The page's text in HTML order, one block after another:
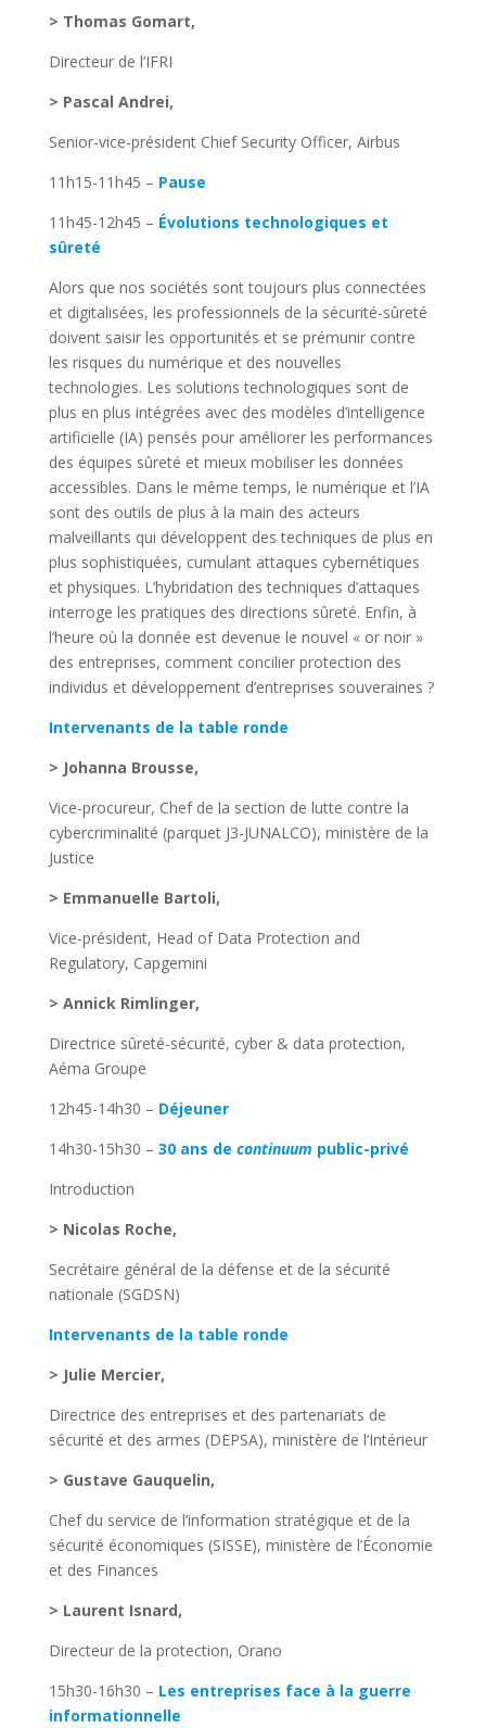
> Thomas Gomart,
Directeur de l’IFRI
> Pascal Andrei,
Senior-vice-président Chief Security Officer, Airbus
11h15-11h45 – Pause
11h45-12h45 – Évolutions technologiques et
sûreté
Alors que nos sociétés sont toujours plus connectées
et digitalisées, les professionnels de la sécurité-sûreté
doivent saisir les opportunités et se prémunir contre
les risques du numérique et des nouvelles
technologies. Les solutions technologiques sont de
plus en plus intégrées avec des modèles d’intelligence
artificielle (IA) pensés pour améliorer les performances
des équipes sûreté et mieux mobiliser les données
accessibles. Dans le même temps, le numérique et l’IA
sont des outils de plus à la main des acteurs
malveillants qui développent des techniques de plus en
plus sophistiquées, cumulant attaques cybernétiques
et physiques. L’hybridation des techniques d’attaques
interroge les pratiques des directions sûreté. Enfin, à
l’heure où la donnée est devenue le nouvel « or noir »
des entreprises, comment concilier protection des
individus et développement d’entreprises souveraines ?
Intervenants de la table ronde
> Johanna Brousse,
Vice-procureur, Chef de la section de lutte contre la
cybercriminalité (parquet J3-JUNALCO), ministère de la
Justice
> Emmanuelle Bartoli,
Vice-président, Head of Data Protection and
Regulatory, Capgemini
> Annick Rimlinger,
Directrice sûreté-sécurité, cyber & data protection,
Aéma Groupe
12h45-14h30 – Déjeuner
14h30-15h30 – 30 ans de continuum public-privé
Introduction
> Nicolas Roche,
Secrétaire général de la défense et de la sécurité
nationale (SGDSN)
Intervenants de la table ronde
> Julie Mercier,
Directrice des entreprises et des partenariats de
sécurité et des armes (DEPSA), ministère de l’Intérieur
> Gustave Gauquelin,
Chef du service de l’information stratégique et de la
sécurité économiques (SISSE), ministère de l’Économie
et des Finances
> Laurent Isnard,
Directeur de la protection, Orano
15h30-16h30 – Les entreprises face à la guerre
informationnelle